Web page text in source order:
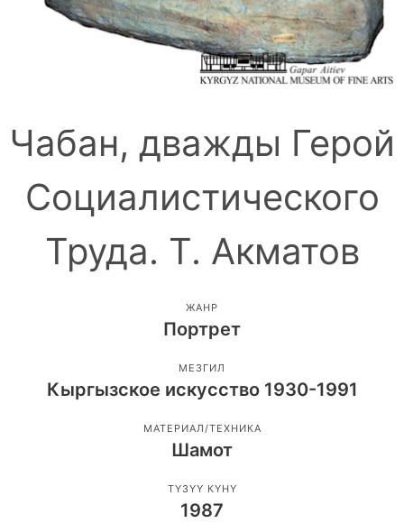
Чабан, дважды Герой
Социалистического
Труда. Т. Акматов
ЖАНР
Портрет
МЕЗГИЛ
Кыргызское искусство 1930-1991
МАТЕРИАЛ/ТЕХНИКА
Шамот
ТҮЗҮҮ КҮНҮ
1987